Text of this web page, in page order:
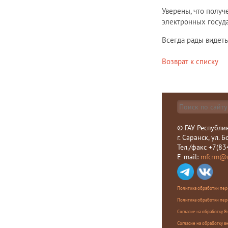
Уверены, что
электронных
Всегда рады
Возврат к списку
© ГАУ
г. Саранск, ул.
Тел./факс
E-mail:
Политика обработки
Политика обработки
Согласие на обработку
Согласие на обработку